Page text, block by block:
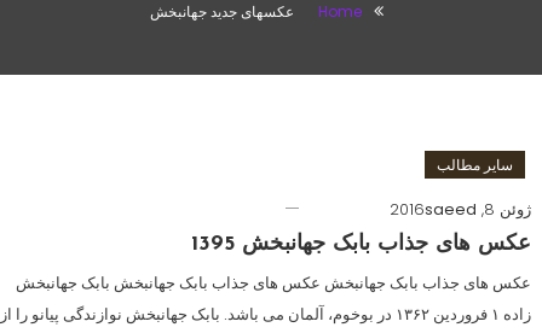
Home عکسهای جدید جهانبخش
سایر مطالب
ژوئن 8, 2016
saeed
عکس های جذاب بابک جهانبخش 1395
عکس های جذاب بابک جهانبخش عکس های جذاب بابک جهانبخش بابک جهانبخش
زاده ۱ فروردین ۱۳۶۲ در بوخوم، آلمان می باشد. بابک جهانبخش نوازندگی پیانو را از